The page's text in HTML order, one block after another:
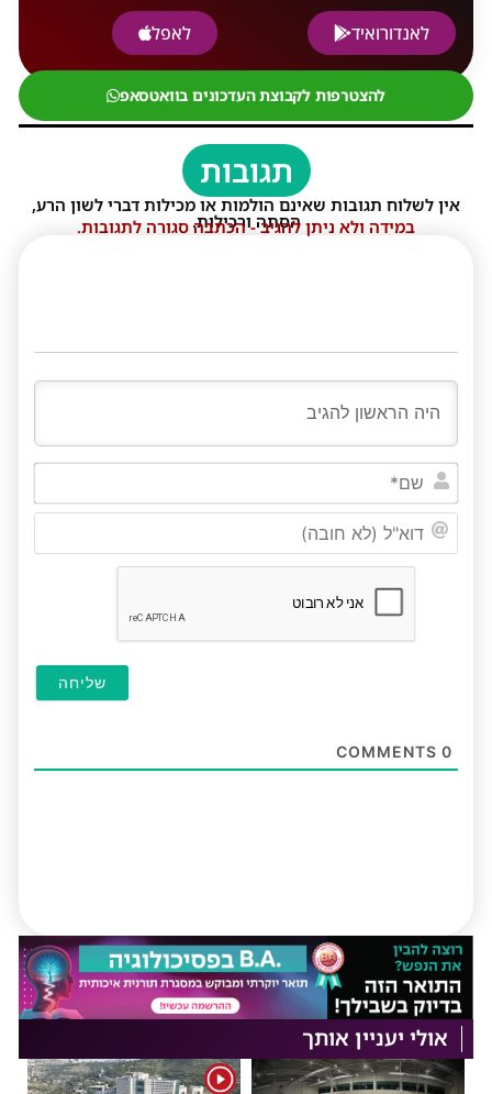
לאנדורואיד
לאפל
להצטרפות לקבוצת העדכונים בוואטסאפ
תגובות
אין לשלוח תגובות שאינם הולמות או מכילות דברי לשון הרע,
הסתה ורכילות.
במידה ולא ניתן להגיב - הכתבה סגורה לתגובות.
שם*
0
אולי יעניין אותך
1